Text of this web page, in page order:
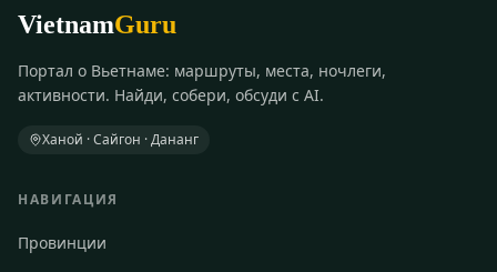
VietnamGuru
Портал о Вьетнаме: маршруты, места, ночлеги,
активности. Найди, собери, обсуди с AI.
Ханой · Сайгон · Дананг
НАВИГАЦИЯ
Провинции